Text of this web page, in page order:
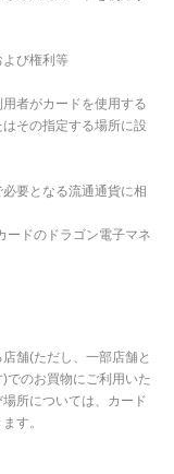
び権利等
者がカードを使用する
その指定する場所に設
要となる流通通貨に相
ードのドラゴン電子マネ
舗(ただし、一部店舗と
でのお買物にご利用いた
所については、カード
す。